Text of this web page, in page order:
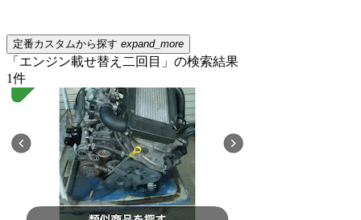
定番カスタムから探す expand_more
「エンジン載せ替え二回目」の検索結果
1件